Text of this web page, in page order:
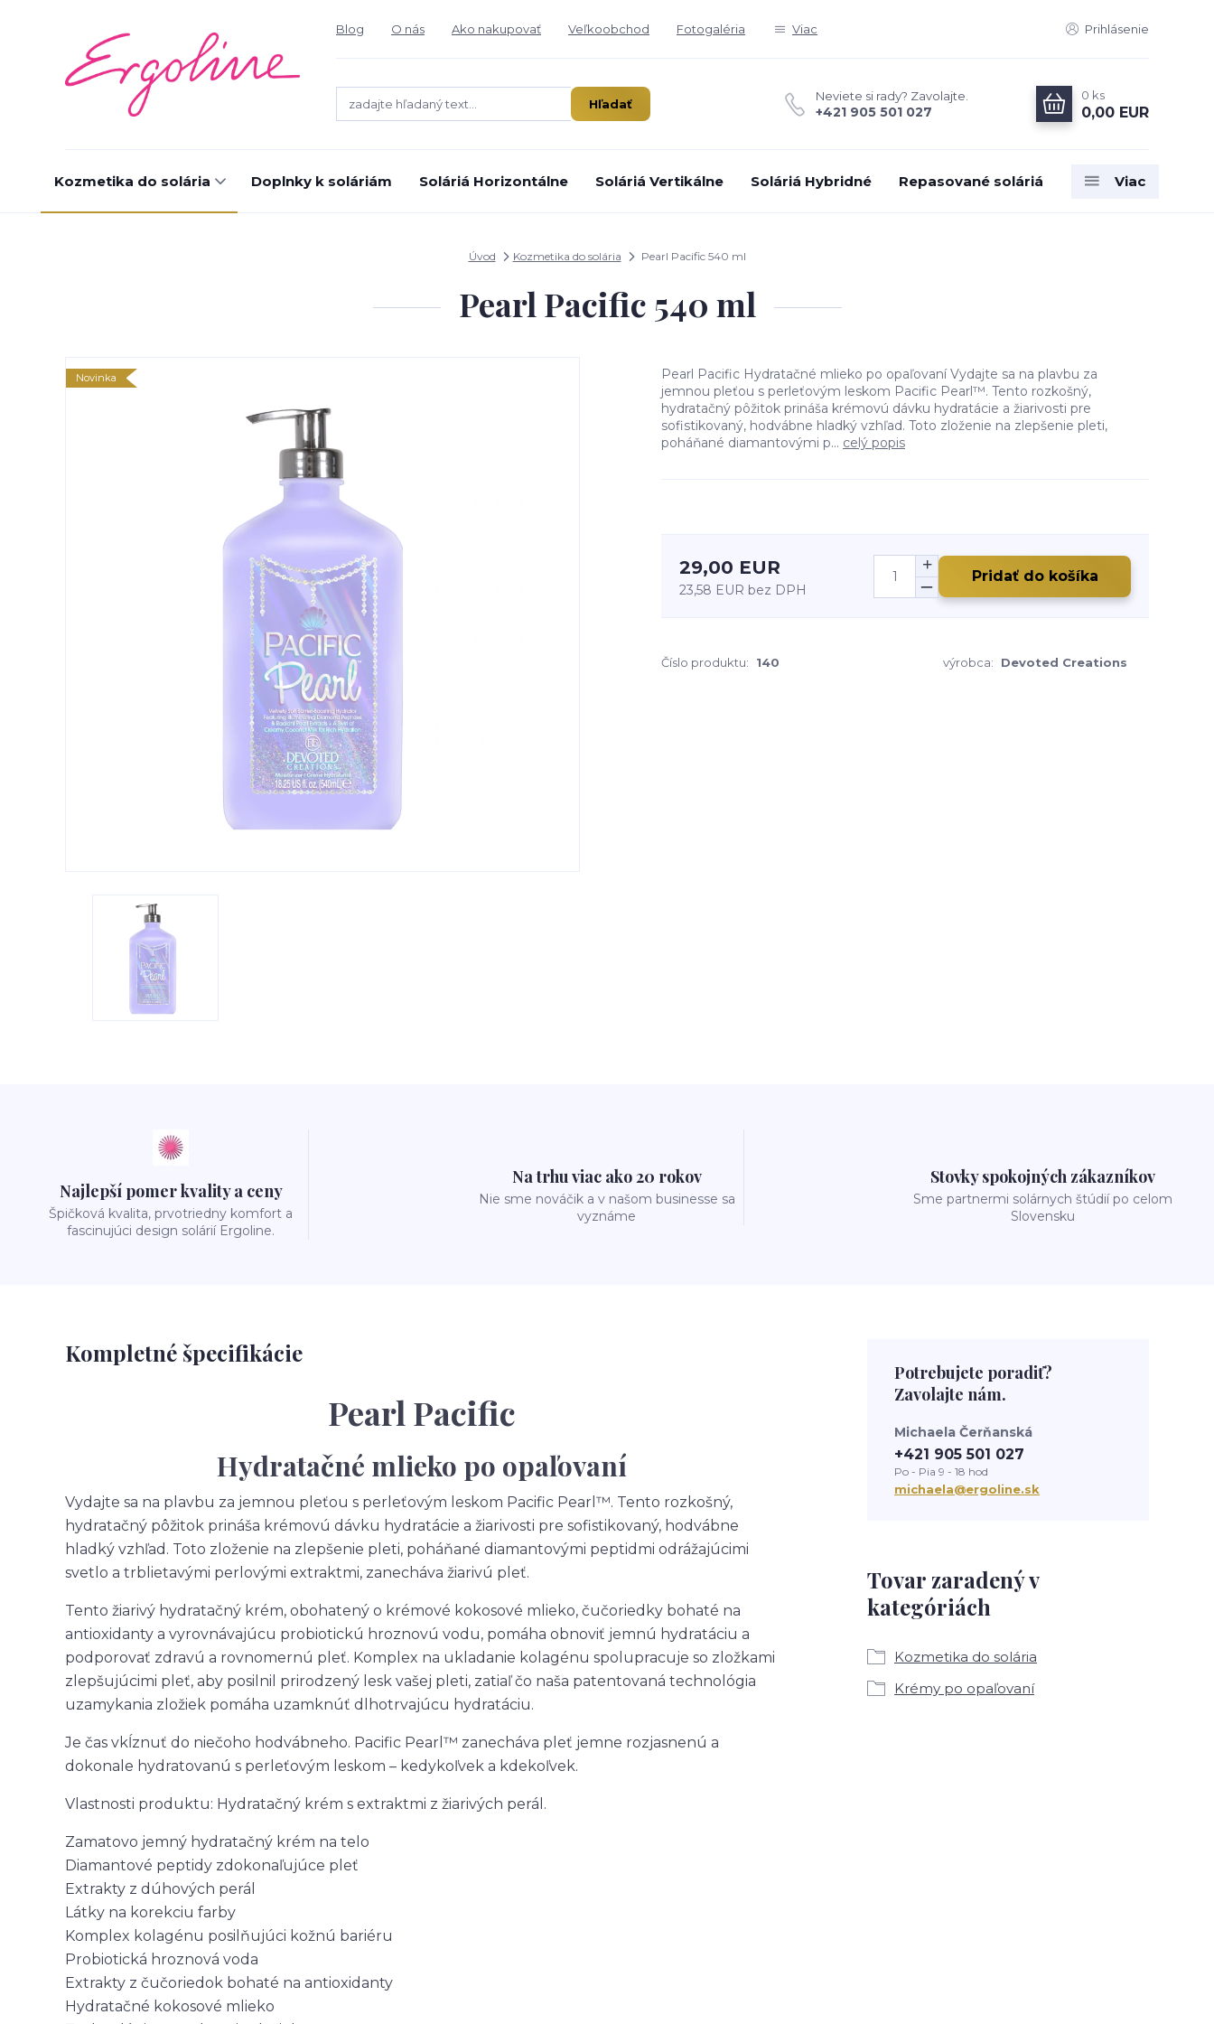
Blog O nás Ako nakupovať Veľkoobchod Fotogaléria Viac Prihlásenie
Hľadať
Neviete si rady? Zavolajte.
+421 905 501 027
0 ks
0,00 EUR
Kozmetika do solária Doplnky k soláriám Soláriá Horizontálne Soláriá Vertikálne Soláriá Hybridné Repasované soláriá Viac
Úvod Kozmetika do solária Pearl Pacific 540 ml
Pearl Pacific 540 ml
Novinka
Pearl Pacific Hydratačné mlieko po opaľovaní Vydajte sa na plavbu za
jemnou pleťou s perleťovým leskom Pacific Pearl™. Tento rozkošný,
hydratačný pôžitok prináša krémovú dávku hydratácie a žiarivosti pre
sofistikovaný, hodvábne hladký vzhľad. Toto zloženie na zlepšenie pleti,
poháňané diamantovými p... celý popis
29,00 EUR
23,58 EUR bez DPH
Pridať do košíka
Číslo produktu: 140 výrobca: Devoted Creations
Najlepší pomer kvality a ceny
Špičková kvalita, prvotriedny komfort a
fascinujúci design solárií Ergoline.
Na trhu viac ako 20 rokov
Nie sme nováčik a v našom businesse sa
vyznáme
Stovky spokojných zákazníkov
Sme partnermi solárnych štúdií po celom
Slovensku
Kompletné špecifikácie
Pearl Pacific
Hydratačné mlieko po opaľovaní
Vydajte sa na plavbu za jemnou pleťou s perleťovým leskom Pacific Pearl™. Tento rozkošný,
hydratačný pôžitok prináša krémovú dávku hydratácie a žiarivosti pre sofistikovaný, hodvábne
hladký vzhľad. Toto zloženie na zlepšenie pleti, poháňané diamantovými peptidmi odrážajúcimi
svetlo a trblietavými perlovými extraktmi, zanecháva žiarivú pleť.
Tento žiarivý hydratačný krém, obohatený o krémové kokosové mlieko, čučoriedky bohaté na
antioxidanty a vyrovnávajúcu probiotickú hroznovú vodu, pomáha obnoviť jemnú hydratáciu a
podporovať zdravú a rovnomernú pleť. Komplex na ukladanie kolagénu spolupracuje so zložkami
zlepšujúcimi pleť, aby posilnil prirodzený lesk vašej pleti, zatiaľ čo naša patentovaná technológia
uzamykania zložiek pomáha uzamknúť dlhotrvajúcu hydratáciu.
Je čas vkĺznuť do niečoho hodvábneho. Pacific Pearl™ zanecháva pleť jemne rozjasnenú a
dokonale hydratovanú s perleťovým leskom – kedykoľvek a kdekoľvek.
Vlastnosti produktu: Hydratačný krém s extraktmi z žiarivých perál.
Zamatovo jemný hydratačný krém na telo
Diamantové peptidy zdokonaľujúce pleť
Extrakty z dúhových perál
Látky na korekciu farby
Komplex kolagénu posilňujúci kožnú bariéru
Probiotická hroznová voda
Extrakty z čučoriedok bohaté na antioxidanty
Hydratačné kokosové mlieko
Tovar zaradený v
kategóriách
Kozmetika do solária
Krémy po opaľovaní
Potrebujete poradiť?
Zavolajte nám.
Michaela Čerňanská
+421 905 501 027
Po - Pia 9 - 18 hod
michaela@ergoline.sk